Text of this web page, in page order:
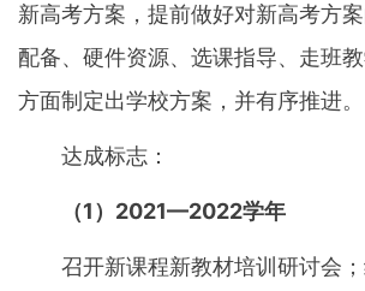
新高考方案，提前做好对新高考方
配备、硬件资源、选课指导、走班
方面制定出学校方案，并有序推进。
达成标志：
（1）2021—2022学年
召开新课程新教材培训研讨会